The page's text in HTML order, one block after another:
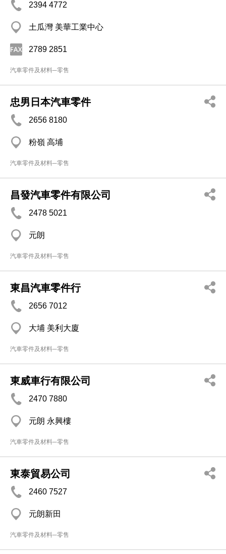
2394 4772
土瓜灣 美華工業中心
2789 2851
汽車零件及材料─零售
忠男日本汽車零件
2656 8180
粉嶺 高埔
汽車零件及材料─零售
昌發汽車零件有限公司
2478 5021
元朗
汽車零件及材料─零售
東昌汽車零件行
2656 7012
大埔 美利大廈
汽車零件及材料─零售
東威車行有限公司
2470 7880
元朗 永興樓
汽車零件及材料─零售
東泰貿易公司
2460 7527
元朗新田
汽車零件及材料─零售